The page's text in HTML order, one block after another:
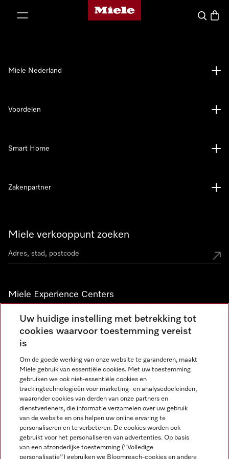
Homepage van Miele
Wat zoek
Miele verkooppunt zoeken
Miele Experience Centers
Vind jouw Miele Experience Center
Nieuwsbrief
Miele Nederland
Voordelen
Smart Home
Zakenpartner
Miele op Instagram
Miele op Facebook
Miele op Youtube
Uw huidige instelling met betrekking tot
cookies waarvoor toestemming vereist
is
Om de goede werking van onze website te garanderen, maakt
Miele gebruik van essentiële cookies. Met uw toestemming
gebruiken we ook niet-essentiële cookies en
trackingtechnologieën voor marketing- en analysedoeleinden,
waaronder cookies van derden van onze partners en
dienstverleners, die informatie verzamelen over uw gebruik
van de website en ons helpen uw online ervaring te
personaliseren en te verbeteren. De cookies worden ook
gebruikt voor het personaliseren van advertenties. Op basis
van een afzonderlijke toestemming ("Volledige
personalisatie") gebruiken we Bloomreach-cookies en andere